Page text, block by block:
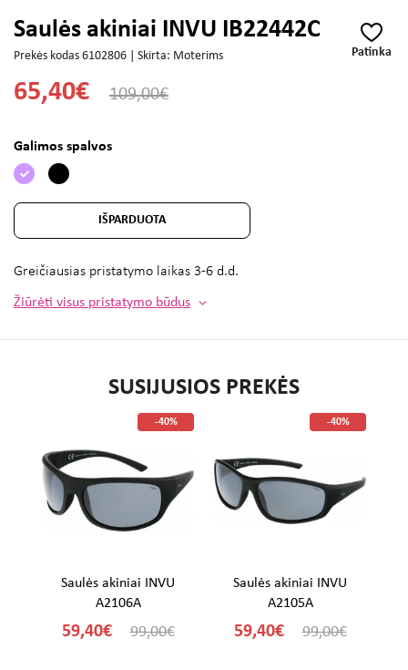
Patinka
Saulės akiniai INVU IB22442C
Prekės kodas 6102806 | Skirta: Moterims
65,40€ 109,00€
Galimos spalvos
IŠPARDUOTA
Greičiausias pristatymo laikas 3-6 d.d.
Žiūrėti visus pristatymo būdus
SUSIJUSIOS PREKĖS
-40%
Saulės akiniai INVU
A2106A
59,40€ 99,00€
-40%
Saulės akiniai INVU
A2105A
59,40€ 99,00€